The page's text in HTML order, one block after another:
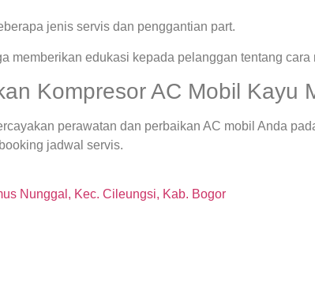
jenis servis dan penggantian part.
memberikan edukasi kepada pelanggan tentang
Kompresor AC Mobil Kayu
perawatan dan perbaikan AC mobil Anda
jadwal servis.
Nunggal, Kec. Cileungsi, Kab. Bogor